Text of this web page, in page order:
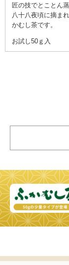
匠の技でとことん
八十八夜頃に摘ま
かむし茶です。
お試し50ｇ入